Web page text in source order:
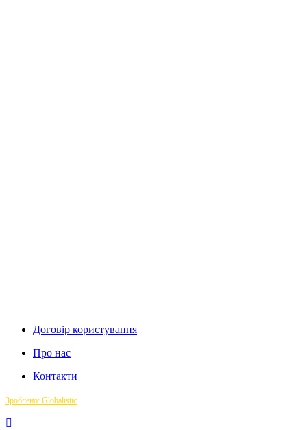
Договір користування
Про нас
Контакти
Зроблено: Globalistic